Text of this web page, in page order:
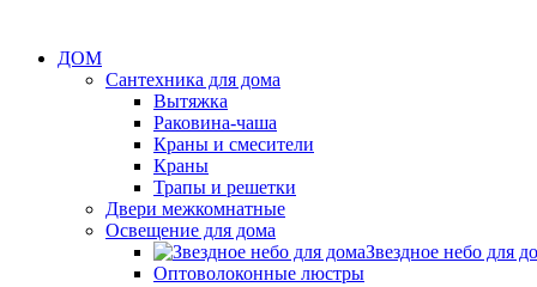
ДОМ
Сантехника для дома
Вытяжка
Раковина-чаша
Краны и смесители
Краны
Трапы и решетки
Двери межкомнатные
Освещение для дома
Звездное небо для
Оптоволоконные люстры